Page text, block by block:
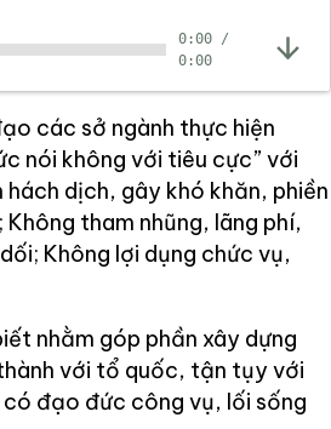
0:00 /
0:00
các sở ngành thực hiện
nói không với tiêu cực” với
hách dịch, gây khó khăn, phiền
tham nhũng, lãng phí,
Không lợi dụng chức vụ,
nhằm góp phần xây dựng
với tổ quốc, tận tụy với
đạo đức công vụ, lối sống